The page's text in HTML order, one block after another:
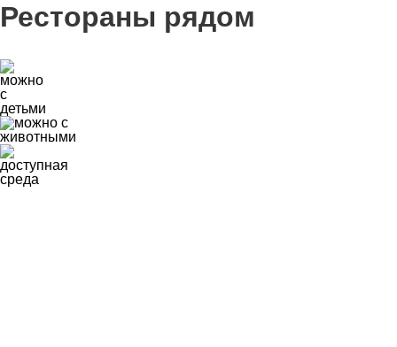
Рестораны рядом